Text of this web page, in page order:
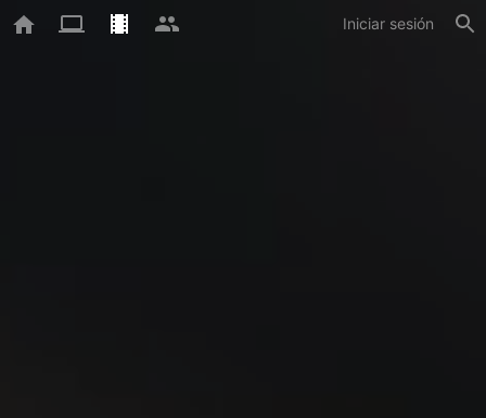
Iniciar sesión